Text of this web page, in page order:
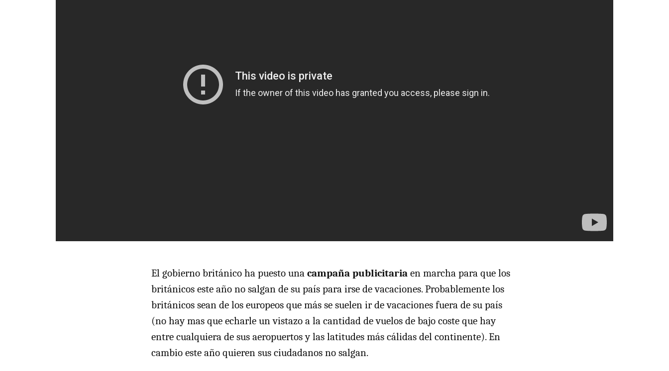
El gobierno británico ha puesto una campaña publicitaria en marcha para que los
británicos este año no salgan de su país para irse de vacaciones. Probablemente los
británicos sean de los europeos que más se suelen ir de vacaciones fuera de su país
(no hay mas que echarle un vistazo a la cantidad de vuelos de bajo coste que hay
entre cualquiera de sus aeropuertos y las latitudes más cálidas del continente). En
cambio este año quieren sus ciudadanos no salgan.